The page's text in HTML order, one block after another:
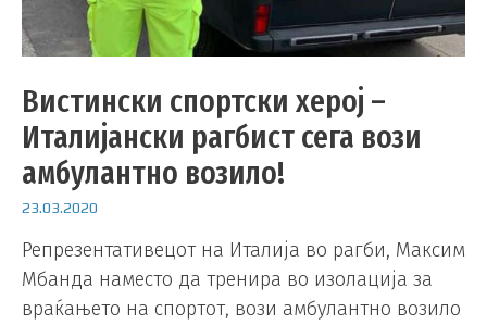
Вистински спортски херој –
Италијански рагбист сега вози
амбулантно возило!
23.03.2020
Репрезентативецот на Италија во рагби, Максим
Мбанда наместо да тренира во изолација за
враќањето на спортот, вози амбулантно возило